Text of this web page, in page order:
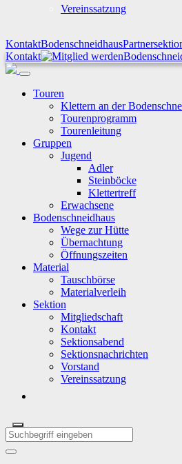
Vereinssatzung
KontaktBodenschneidhaus
Kontakt
Touren
Klettern an der
Tourenprogramm
Tourenleitung
Gruppen
Jugend
Adler
Steinböcke
Klettertreff
Erwachsene
Bodenschneidhaus
Wege zur Hütte
Übernachtung
Öffnungszeiten
Material
Tauschbörse
Materialverleih
Sektion
Mitgliedschaft
Kontakt
Sektionsabend
Sektionsnachrichten
Vorstand
Vereinssatzung